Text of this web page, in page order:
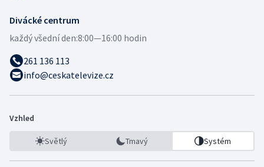
Divácké centrum
každý všední den:8:00—16:00 hodin
261 136 113
info@ceskatelevize.cz
Vzhled
Světlý Tmavý Systém